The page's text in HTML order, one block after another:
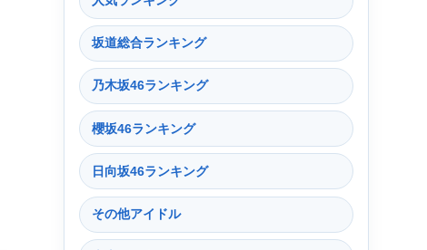
坂道総合ランキング
乃木坂46ランキング
櫻坂46ランキング
日向坂46ランキング
その他アイドル